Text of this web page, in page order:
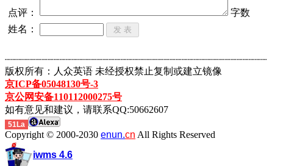
点评：
字数
姓名：
┈┈┈┈┈┈┈┈┈┈┈┈┈┈┈┈┈┈┈┈┈┈┈┈┈┈┈┈┈┈┈┈┈┈┈┈┈┈┈┈┈┈┈
版权所有：人众英语 未经授权禁止复制或建立镜像
京ICP备05048130号-3
京公网安备110112000275号
如有意见和建议，请联系QQ:50662607
51La
Copyright © 2000-2030 enun.cn All Rights Reserved
iwms 4.6